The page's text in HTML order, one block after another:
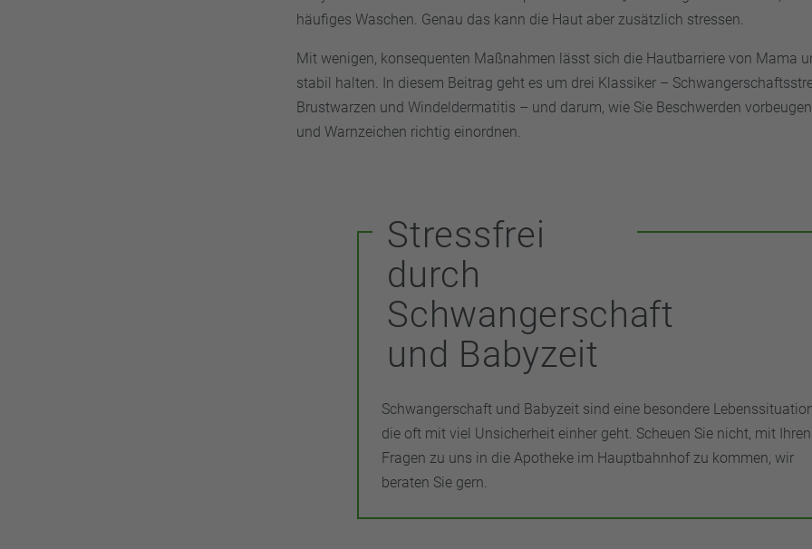
häufiges Waschen. Genau das kann die Haut aber zusätzlich stressen.
Mit wenigen, konsequenten Maßnahmen lässt sich die Hautbarriere von Mama
stabil halten. In diesem Beitrag geht es um drei Klassiker –
Brustwarzen und Windeldermatitis – und darum, wie Sie Beschwerden
und Warnzeichen richtig einordnen.
Stressfrei
durch
Schwangerschaft
und Babyzeit
Schwangerschaft und Babyzeit sind eine besondere
die oft mit viel Unsicherheit einher geht. Scheuen Sie nicht, mit Ihren
Fragen zu uns in die Apotheke im Hauptbahnhof zu kommen, wir
beraten Sie gern.